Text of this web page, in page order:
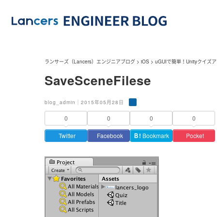
ランサーズ（Lancers）エンジニアブログ > iOS > uGUIで簡単！Unityクイズ
SaveSceneFilese
blog_admin｜2015年05月28日
0
Twitter
0
Facebook
0
Ｂ! Bookmark
0
Pocket